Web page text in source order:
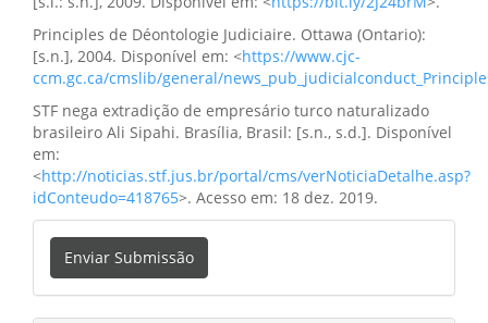
Principles de Déontologie Judiciaire. Ottawa (Ontario):
[s.n.], 2004. Disponível em: <https://www.cjc-
ccm.gc.ca/cmslib/general/
STF nega extradição de empresário turco naturalizado
brasileiro Ali Sipahi. Brasília, Brasil: [s.n., s.d.]. Disponível
em:
<http://noticias.stf.jus.br/portal/cms/verNoticiaDetalhe.asp?
idConteudo=418765>. Acesso em: 18 dez. 2019.
Enviar
Submissão
Enviar Submissão